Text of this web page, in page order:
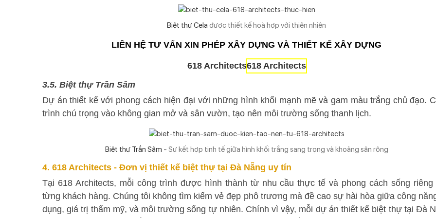
Biệt thự Cela được thiết kế hoà hợp với thiên nhiên
LIÊN HỆ TƯ VẤN XIN PHÉP XÂY DỰNG VÀ THIẾT KẾ XÂY DỰNG
3.5. Biệt thự Trần Sâm
Dự án thiết kế với phong cách hiện đại với những hình khối mạnh mẽ và gam màu trắng chủ đạo.
trình chú trọng vào không gian mở và sân vườn, tạo nên môi trường sống thanh lịch.
Biệt thự Trần Sâm - Sự kết hợp tinh tế giữa hình khối trắng sang trọng và khoảng sân rộng
4. 618 Architects - Đơn vị thiết kế biệt thự tại Đà Nẵng uy tín
Tại 618 Architects, mỗi công trình được hình thành từ nhu cầu thực tế và phong cách sống riêng
từng khách hàng. Chúng tôi không tìm kiếm vẻ đẹp phô trương mà đề cao sự hài hòa giữa công
dụng, giá trị thẩm mỹ, và môi trường sống tự nhiên. Chính vì vậy, mỗi dự án thiết kế biệt thự tại Đà